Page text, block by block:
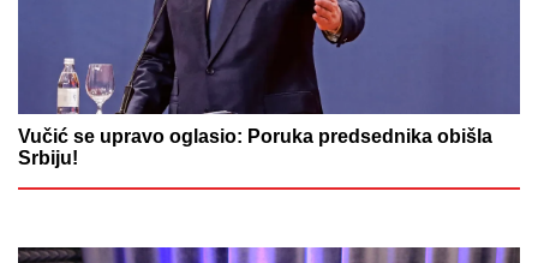
Vučić se upravo oglasio: Poruka predsednika obišla
Srbiju!